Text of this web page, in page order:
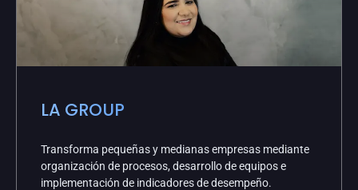
LA GROUP
Transforma pequeñas y medianas empresas mediante
organización de procesos, desarrollo de equipos e
implementación de indicadores de desempeño.